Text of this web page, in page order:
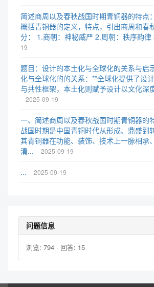
简述商周以及春秋战国时期青铜器的特点
概括青铜器的定义，特点，引出商周和春
分： 1.商朝：神秘威严 2.周朝：秩序韵律
19
题目：设计的本土化与全球化的关系与启
化与全球化的的关系：**全球化提供了设
与共性框架，本土化则赋予设计以文化深
2025-09-19
一、简述商周以及春秋战国时期青铜器的
战国时期是中国青铜时代从形成、鼎盛到
其青铜器在功能、装饰、技术上一脉相承
清...
2025-09-19
... 2025-09-19
问题信息
浏览: 794 · 回答: 15